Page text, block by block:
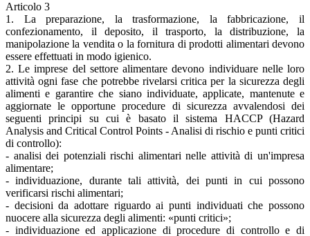
Articolo 3
1. La preparazione, la trasformazione, la fabbricazione, il
confezionamento, il deposito, il trasporto, la distribuzione, la
manipolazione la vendita o la fornitura di prodotti alimentari devono
essere effettuati in modo igienico.
2. Le imprese del settore alimentare devono individuare nelle loro
attività ogni fase che potrebbe rivelarsi critica per la sicurezza degli
alimenti e garantire che siano individuate, applicate, mantenute e
aggiornate le opportune procedure di sicurezza avvalendosi dei
seguenti principi su cui è basato il sistema HACCP (Hazard
Analysis and Critical Control Points - Analisi di rischio e punti critici
di controllo):
- analisi dei potenziali rischi alimentari nelle attività di un'impresa
alimentare;
- individuazione, durante tali attività, dei punti in cui possono
verificarsi rischi alimentari;
- decisioni da adottare riguardo ai punti individuati che possono
nuocere alla sicurezza degli alimenti: «punti critici»;
- individuazione ed applicazione di procedure di controllo e di